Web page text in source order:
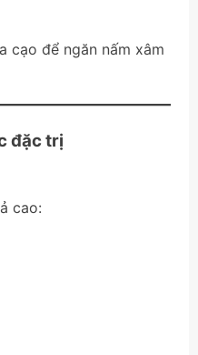
cạo để ngăn nấm xâm
đặc trị
cao: